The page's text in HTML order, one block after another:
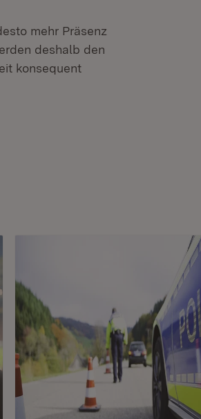
mehr Präsenz
deshalb den
konsequent